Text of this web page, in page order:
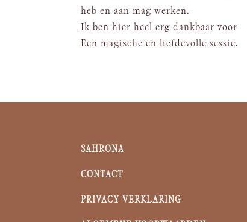
heb en aan mag werken.
Ik ben hier heel erg dankbaar voor
Een magische en liefdevolle sessie.
SAHRONA
CONTACT
PRIVACY VERKLARING